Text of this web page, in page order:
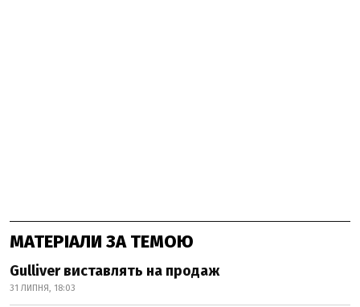
МАТЕРІАЛИ ЗА ТЕМОЮ
Gulliver виставлять на продаж
31 ЛИПНЯ, 18:03